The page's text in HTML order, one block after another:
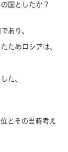
国としたか？
あり、
ためロシアは、
た、
とその当時考え